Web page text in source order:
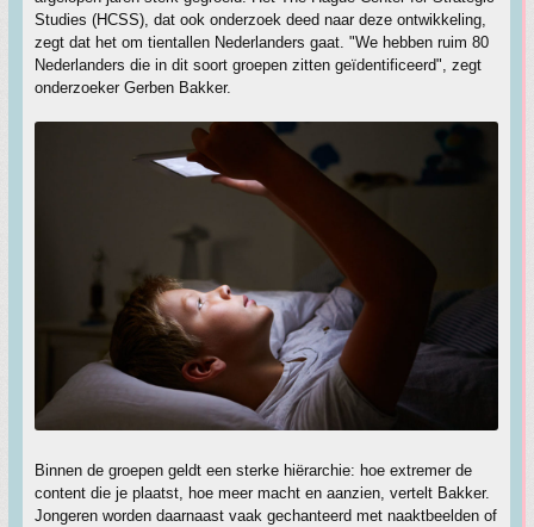
Studies (HCSS), dat ook onderzoek deed naar deze ontwikkeling,
zegt dat het om tientallen Nederlanders gaat. "We hebben ruim 80
Nederlanders die in dit soort groepen zitten geïdentificeerd", zegt
onderzoeker Gerben Bakker.
Binnen de groepen geldt een sterke hiërarchie: hoe extremer de
content die je plaatst, hoe meer macht en aanzien, vertelt Bakker.
Jongeren worden daarnaast vaak gechanteerd met naaktbeelden of